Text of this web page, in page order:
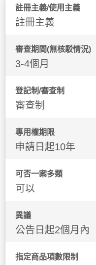
註冊主義/使用主義
註冊主義
審查期間(無核駁情況)
3-4個月
登記制/審查制
審查制
專用權期限
申請日起10年
可否一案多類
可以
異議
公告日起2個月內
指定商品項數限制